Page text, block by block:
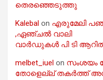
തെരഞ്ഞെടുത്തു
Kalebal on എരുമേലി
,ഏഞ്ചൽ വാലി
വാർഡുകൾ പി ടി ആറിൽ
melbet_iuel on സംശയം
തോളെല്ല് തകർത്ത്